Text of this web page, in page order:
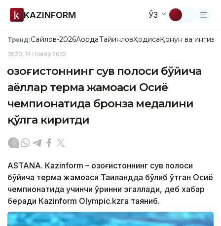
KAZINFORM ЎЗ
Тренд:Сайлов-2026АқордаТайинловҲодисаҚонун ва
18:20, 14 Ноябр 2022
Қозоғистоннинг сув полоси бўйича
аёллар терма жамоаси Осиё
чемпионатида бронза медалини
қўлга киритди
ASTANA. Кazinform – Қозоғистоннинг сув полоси
бўйича терма жамоаси Таиландда бўлиб ўтган Осиё
чемпионатида учинчи ўринни эгаллади, деб хабар
беради Кazinform Оlympic.kzга таяниб.